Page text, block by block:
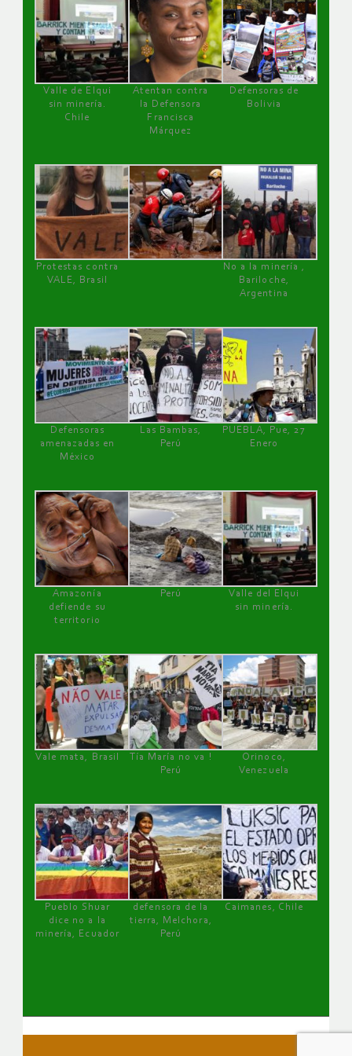
Valle de Elqui
sin minería.
Chile
Atentan contra
la Defensora
Francisca
Márquez
Defensoras de
Bolivia
Protestas contra
VALE, Brasil
No a la minería ,
Bariloche,
Argentina
Defensoras
amenazadas en
México
Las Bambas,
Perú
PUEBLA, Pue, 27
Enero
Amazonía
defiende su
territorio
Perú
Valle del Elqui
sin minería.
Vale mata, Brasil
Tía María no va !
Perú
Orinoco,
Venezuela
Pueblo Shuar
dice no a la
minería, Ecuador
defensora de la
tierra, Melchora,
Perú
Caimanes, Chile